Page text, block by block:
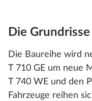
Die Grundrisse
Die Baureihe wird
T 710 GE um neue
T 740 WE und den
Fahrzeuge reihen